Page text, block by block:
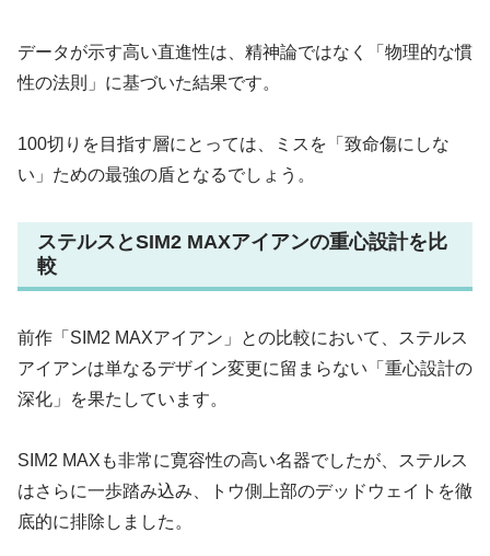
データが示す高い直進性は、精神論ではなく「物理的な慣
性の法則」に基づいた結果です。
100切りを目指す層にとっては、ミスを「致命傷にしな
い」ための最強の盾となるでしょう。
ステルスとSIM2 MAXアイアンの重心設計を比
較
前作「SIM2 MAXアイアン」との比較において、ステルス
アイアンは単なるデザイン変更に留まらない「重心設計の
深化」を果たしています。
SIM2 MAXも非常に寛容性の高い名器でしたが、ステルス
はさらに一歩踏み込み、トウ側上部のデッドウェイトを徹
底的に排除しました。